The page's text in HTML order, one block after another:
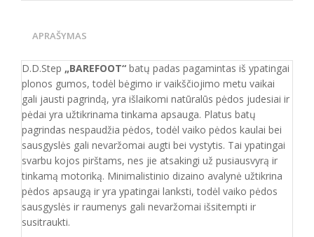
APRAŠYMAS
D.D.Step „BAREFOOT“ batų padas pagamintas iš ypatingai
plonos gumos, todėl bėgimo ir vaikščiojimo metu vaikai
gali jausti pagrindą, yra išlaikomi natūralūs pėdos judesiai ir
pėdai yra užtikrinama tinkama apsauga. Platus batų
pagrindas nespaudžia pėdos, todėl vaiko pėdos kaulai bei
sausgyslės gali nevaržomai augti bei vystytis. Tai ypatingai
svarbu kojos pirštams, nes jie atsakingi už pusiausvyrą ir
tinkamą motoriką. Minimalistinio dizaino avalynė užtikrina
pėdos apsaugą ir yra ypatingai lanksti, todėl vaiko pėdos
sausgyslės ir raumenys gali nevaržomai išsitempti ir
susitraukti.